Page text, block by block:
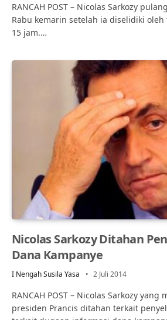
RANCAH POST – Nicolas Sarkozy
Rabu kemarin setelah ia diselidiki
15 jam.…
Nicolas Sarkozy Ditahan
Dana Kampanye
I Nengah Susila Yasa 2 Juli 2014
RANCAH POST – Nicolas Sarkozy
presiden Prancis ditahan terkait